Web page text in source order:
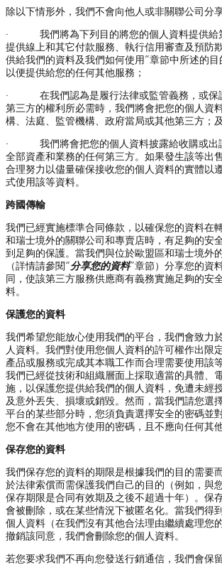
除以下情形外，我們不會向他人或非關聯公司分
· 我們將為下列目的將您的個人資料提供給
提供線上和其它付款服務、執行信用審查及預防
供給我們的資料及我們如何使用”章節中所述的
以便提供給您的任何其他服務；
· 在我們認為是履行法律或監管義務，或保
第三方的權利所必需時，我們將會把您的個人資
構、法庭、監管機構、政府當局或其他第三方；及
· 我們將會把您的個人資料披露給收購或出
全部資產和業務的任何第三方。如果發生該等出
合理努力以儘量確保接收您的個人資料的實體以
式使用該等資料。
跨國傳輸
我們已經實施標準合同條款，以確保您的資料在
和瑞士境外的關聯公司和專賣店時，有足夠的安
到足夠的保護。當我們與位於歐盟區和瑞士境外
（詳情請參閱“分享您的資料”章節）分享您的資
同，使該第三方服務供應商有義務實施足夠的安
料。
保護您的資料
我們希望您能放心使用我們的平台，我們會致力
人資料。我們對使用您個人資料的許可權作出限
產品或服務或完成其本職工作而合理需要使用該
我們已經從技術和組織層面上採取適當的具體、
施，以保護您提供給我們的個人資料，免遭未經
及意外丟失、損壞或銷毀。然而，當我們請您選
平台的某些部分時，您須負責選擇安全的密碼並
您不會在其他地方使用的密碼，且不應向任何其
保存您的資料
我們保存您的資料的期限是根據我們的目的需要
於法律索償而需保護我們自己的目的（例如，與
保存期限是合同有效期及之後不超過十年）。保
會被刪除，或在某些情況下被匿名化。當我們得
個人資料（在我們沒有其他合法理由繼續處理您
撤銷該同意，我們會刪除您的個人資料。
若您要求我們不再向您發送行銷通信，我們會保